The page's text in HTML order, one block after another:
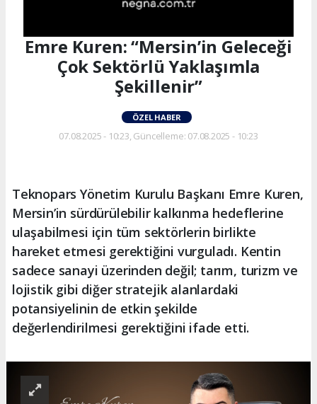
Emre Kuren: “Mersin’in Geleceği
Çok Sektörlü Yaklaşımla
Şekillenir”
ÖZEL HABER
07.08.2025 - 10:23, Güncelleme: 07.08.2025 - 10:23
Teknopars Yönetim Kurulu Başkanı Emre Kuren,
Mersin’in sürdürülebilir kalkınma hedeflerine
ulaşabilmesi için tüm sektörlerin birlikte
hareket etmesi gerektiğini vurguladı. Kentin
sadece sanayi üzerinden değil; tarım, turizm ve
lojistik gibi diğer stratejik alanlardaki
potansiyelinin de etkin şekilde
değerlendirilmesi gerektiğini ifade etti.